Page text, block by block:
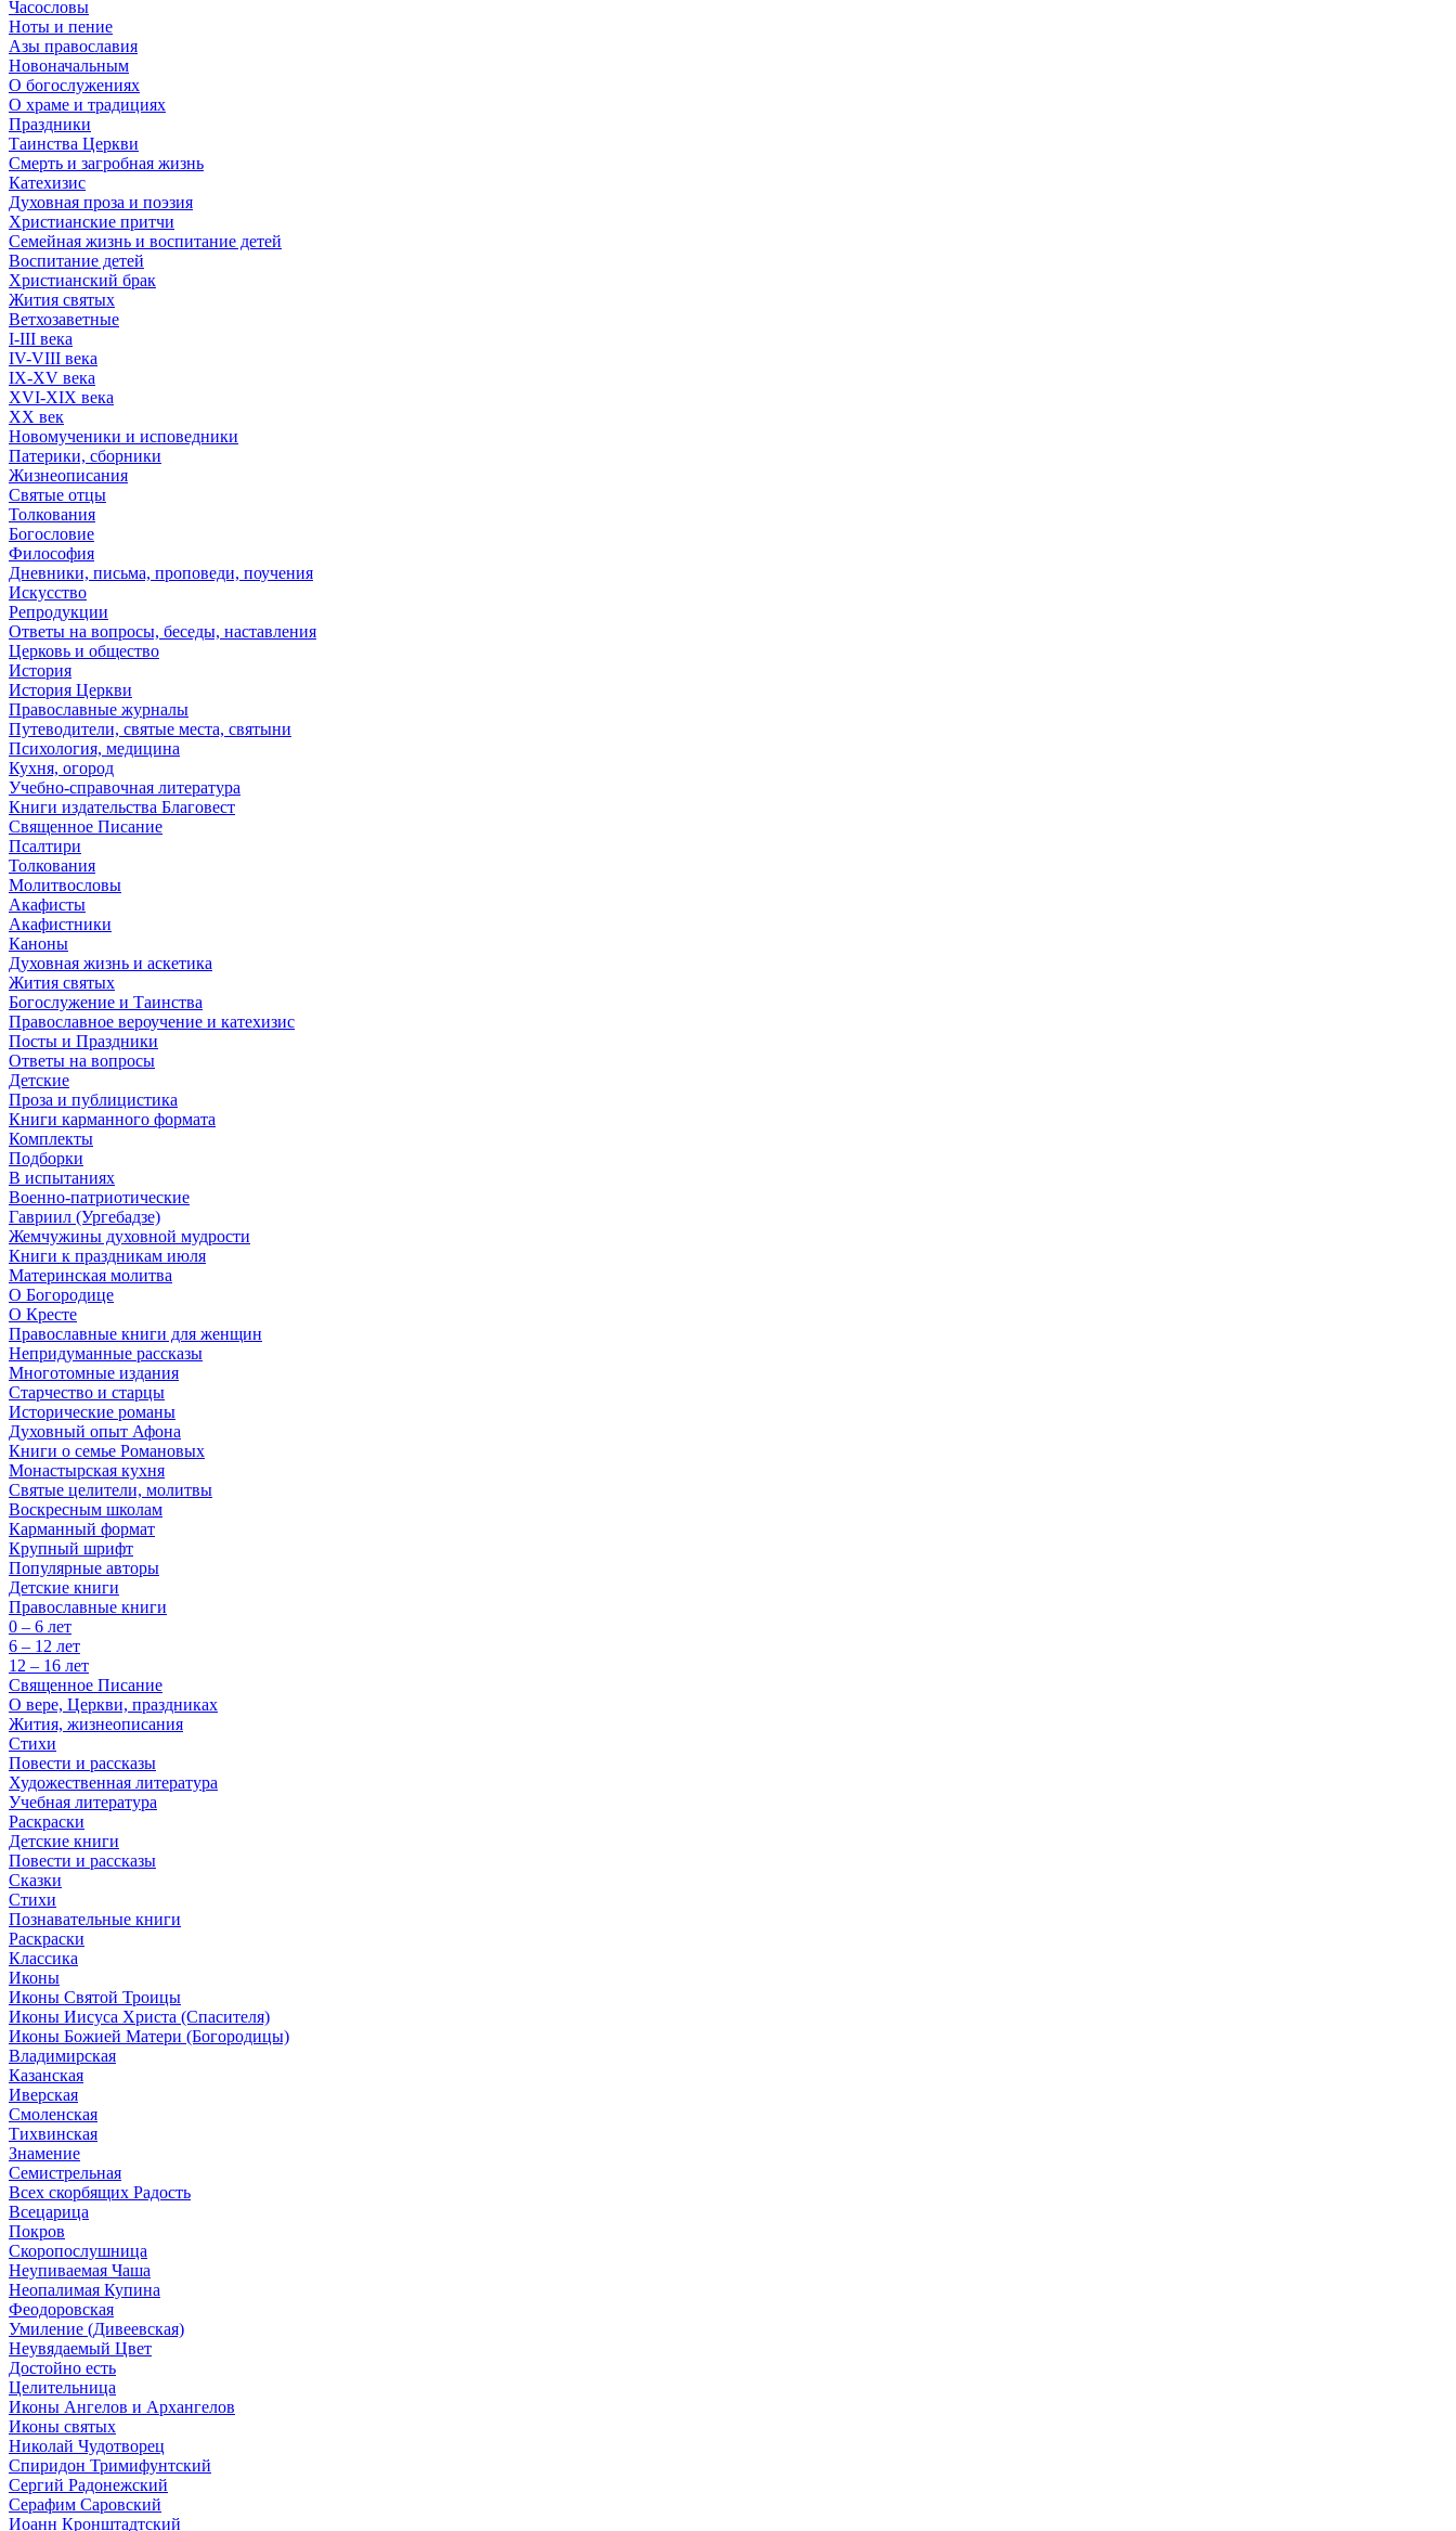
Часословы
Ноты и пение
Азы православия
Новоначальным
О богослужениях
О храме и традициях
Праздники
Таинства Церкви
Смерть и загробная жизнь
Катехизис
Духовная проза и поэзия
Христианские притчи
Семейная жизнь и воспитание детей
Воспитание детей
Христианский брак
Жития святых
Ветхозаветные
I-III века
IV-VIII века
IX-XV века
XVI-XIX века
XX век
Новомученики и исповедники
Патерики, сборники
Жизнеописания
Святые отцы
Толкования
Богословие
Философия
Дневники, письма, проповеди, поучения
Искусство
Репродукции
Ответы на вопросы, беседы, наставления
Церковь и общество
История
История Церкви
Православные журналы
Путеводители, святые места, святыни
Психология, медицина
Кухня, огород
Учебно-справочная литература
Книги издательства Благовест
Священное Писание
Псалтири
Толкования
Молитвословы
Акафисты
Акафистники
Каноны
Духовная жизнь и аскетика
Жития святых
Богослужение и Таинства
Православное вероучение и катехизис
Посты и Праздники
Ответы на вопросы
Детские
Проза и публицистика
Книги карманного формата
Комплекты
Подборки
В испытаниях
Военно-патриотические
Гавриил (Ургебадзе)
Жемчужины духовной мудрости
Книги к праздникам июля
Материнская молитва
О Богородице
О Кресте
Православные книги для женщин
Непридуманные рассказы
Многотомные издания
Старчество и старцы
Исторические романы
Духовный опыт Афона
Книги о семье Романовых
Монастырская кухня
Святые целители, молитвы
Воскресным школам
Карманный формат
Крупный шрифт
Популярные авторы
Детские книги
Православные книги
0 – 6 лет
6 – 12 лет
12 – 16 лет
Священное Писание
О вере, Церкви, праздниках
Жития, жизнеописания
Стихи
Повести и рассказы
Художественная литература
Учебная литература
Раскраски
Детские книги
Повести и рассказы
Сказки
Стихи
Познавательные книги
Раскраски
Классика
Иконы
Иконы Святой Троицы
Иконы Иисуса Христа (Спасителя)
Иконы Божией Матери (Богородицы)
Владимирская
Казанская
Иверская
Смоленская
Тихвинская
Знамение
Семистрельная
Всех скорбящих Радость
Всецарица
Покров
Скоропослушница
Неупиваемая Чаша
Неопалимая Купина
Феодоровская
Умиление (Дивеевская)
Неувядаемый Цвет
Достойно есть
Целительница
Иконы Ангелов и Архангелов
Иконы святых
Николай Чудотворец
Спиридон Тримифунтский
Сергий Радонежский
Серафим Саровский
Иоанн Кронштадтский